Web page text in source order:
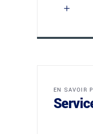
EN SAVOIR